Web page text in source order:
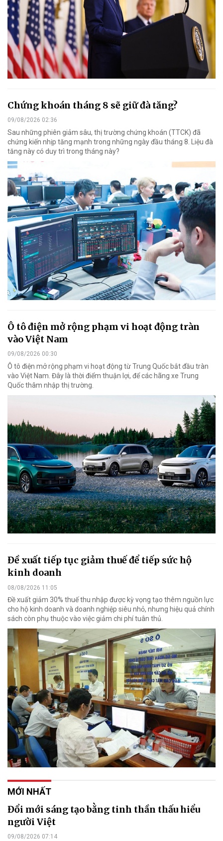
Chứng khoán tháng 8 sẽ giữ đà tăng?
09/08/2026 02:36
Sau những phiên giảm sâu, thị trường chứng khoán (TTCK) đã
chứng kiến nhịp tăng mạnh trong những ngày đầu tháng 8. Liệu đà
tăng này có duy trì trong tháng này?
Ô tô điện mở rộng phạm vi hoạt động tràn
vào Việt Nam
09/08/2026 00:30
Ô tô điện mở rộng phạm vi hoạt động từ Trung Quốc bắt đầu tràn
vào Việt Nam. Đây là thời điểm thuận lợi, để các hãng xe Trung
Quốc thâm nhập thị trường.
Đề xuất tiếp tục giảm thuế để tiếp sức hộ
kinh doanh
08/08/2026 11:05
Đề xuất giảm 30% thuế thu nhập được kỳ vọng tạo thêm nguồn lực
cho hộ kinh doanh và doanh nghiệp siêu nhỏ, nhưng hiệu quả chính
sách còn phụ thuộc vào việc giảm chi phí tuân thủ.
MỚI NHẤT
Đổi mới sáng tạo bằng tinh thần thấu hiểu
người Việt
09/08/2026 07:14